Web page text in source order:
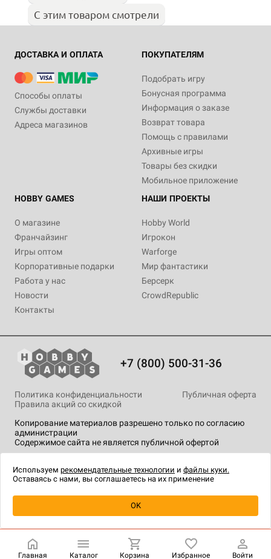
С этим товаром смотрели
ДОСТАВКА И ОПЛАТА
Способы оплаты
Службы доставки
Адреса магазинов
ПОКУПАТЕЛЯМ
Подобрать игру
Бонусная программа
Информация о заказе
Возврат товара
Помощь с правилами
Архивные игры
Товары без скидки
Мобильное приложение
HOBBY GAMES
О магазине
Франчайзинг
Игры оптом
Корпоративные подарки
Работа у нас
Новости
Контакты
НАШИ ПРОЕКТЫ
Hobby World
Игрокон
Warforge
Мир фантастики
Берсерк
CrowdRepublic
+7 (800) 500-31-36
Копирование материалов разрешено только по согласию
администрации
Содержимое сайта не является публичной офертой
Политика конфиденциальности
Публичная оферта
Правила акций со скидкой
технологии.
Главная Каталог Корзина Избранное Войти
Используем рекомендательные технологии и файлы куки.
Оставаясь с нами, вы соглашаетесь на их применение
OK